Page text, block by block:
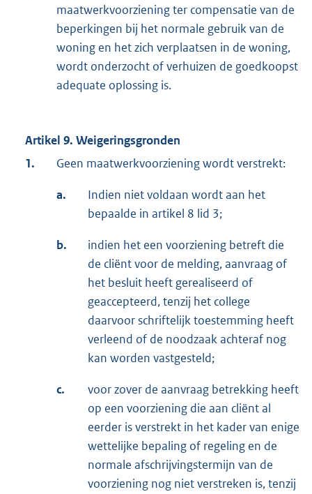
maatwerkvoorziening ter compensatie van de
beperkingen bij het normale gebruik van de
woning en het zich verplaatsen in de woning,
wordt onderzocht of verhuizen de goedkoopst
adequate oplossing is.
Artikel 9. Weigeringsgronden
1.
Geen maatwerkvoorziening wordt verstrekt:
a.
Indien niet voldaan wordt aan het
bepaalde in artikel 8 lid 3;
b.
indien het een voorziening betreft die
de cliënt voor de melding, aanvraag of
het besluit heeft gerealiseerd of
geaccepteerd, tenzij het college
daarvoor schriftelijk toestemming heeft
verleend of de noodzaak achteraf nog
kan worden vastgesteld;
c.
voor zover de aanvraag betrekking heeft
op een voorziening die aan cliënt al
eerder is verstrekt in het kader van enige
wettelijke bepaling of regeling en de
normale afschrijvingstermijn van de
voorziening nog niet verstreken is, tenzij